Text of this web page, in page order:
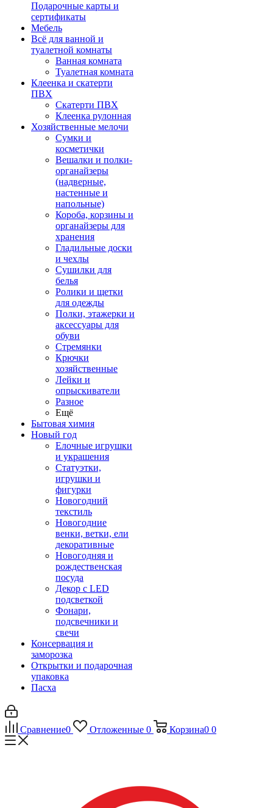
Подарочные карты и
сертификаты
Мебель
Всё для ванной и
туалетной комнаты
Ванная комната
Туалетная комната
Клеенка и скатерти
ПВХ
Скатерти ПВХ
Клеенка рулонная
Хозяйственные мелочи
Сумки и
косметички
Вешалки и полки-
органайзеры
(надверные,
настенные и
напольные)
Короба, корзины и
органайзеры для
хранения
Гладильные доски
и чехлы
Сушилки для
белья
Ролики и щетки
для одежды
Полки, этажерки и
аксессуары для
обуви
Стремянки
Крючки
хозяйственные
Лейки и
опрыскиватели
Разное
Ещё
Бытовая химия
Новый год
Елочные игрушки
и украшения
Статуэтки,
игрушки и
фигурки
Новогодний
текстиль
Новогодние
венки, ветки, ели
декоративные
Новогодняя и
рождественская
посуда
Декор с LED
подсветкой
Фонари,
подсвечники и
свечи
Консервация и
заморозка
Открытки и подарочная
упаковка
Пасха
Сравнение0 Отложенные 0 Корзина0 0